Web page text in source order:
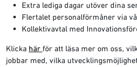
Extra lediga dagar utöver dina
Flertalet personalförmåner via
Kollektivavtal med
Klicka här för att läsa mer om oss,
jobbar med, vilka